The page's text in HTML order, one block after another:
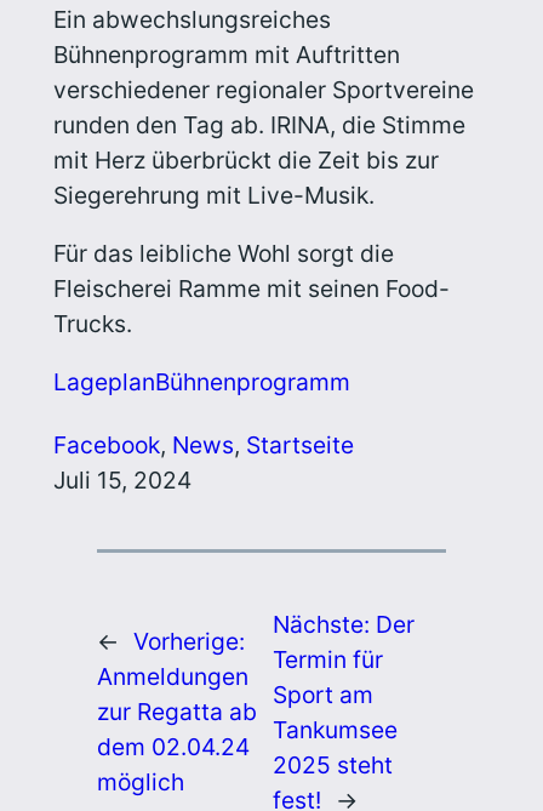
Ein abwechslungsreiches
Bühnenprogramm mit Auftritten
verschiedener regionaler Sportvereine
runden den Tag ab. IRINA, die Stimme
mit Herz überbrückt die Zeit bis zur
Siegerehrung mit Live-Musik.
Für das leibliche Wohl sorgt die
Fleischerei Ramme mit seinen Food-
Trucks.
LageplanBühnenprogramm
Facebook, News, Startseite
Juli 15, 2024
← Vorherige:
Anmeldungen
zur Regatta ab
dem 02.04.24
möglich
Nächste: Der
Termin für
Sport am
Tankumsee
2025 steht
fest!
→